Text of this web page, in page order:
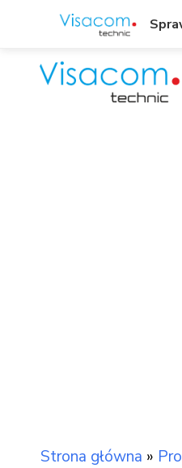
ul. Wł. Trylińskiego 8/
Strona główna »